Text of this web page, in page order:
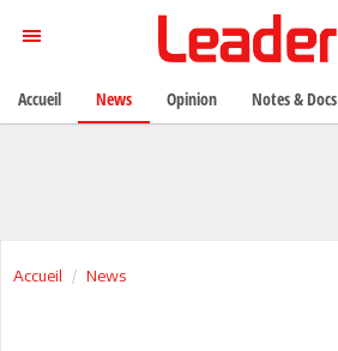
Accueil News
Accueil News Opinion Notes & Docs